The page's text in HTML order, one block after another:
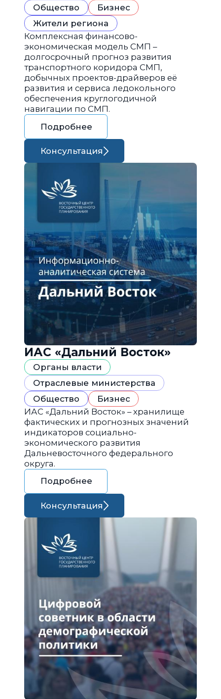
Общество
Бизнес
Жители региона
Комплексная финансово-
экономическая модель СМП –
долгосрочный прогноз развития
транспортного коридора СМП,
добычных проектов-драйверов её
развития и сервиса ледокольного
обеспечения круглогодичной
навигации по СМП.
Подробнее
Консультация
ИАС «Дальний Восток»
Органы власти
Отраслевые министерства
Общество
Бизнес
ИАС «Дальний Восток» – хранилище
фактических и прогнозных значений
индикаторов социально-
экономического развития
Дальневосточного федерального
округа.
Подробнее
Консультация